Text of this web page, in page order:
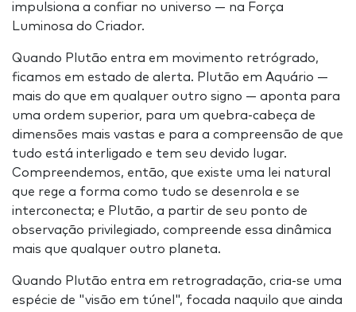
impulsiona a confiar no universo — na Força
Luminosa do Criador.
Quando Plutão entra em movimento retrógrado,
ficamos em estado de alerta. Plutão em Aquário —
mais do que em qualquer outro signo — aponta para
uma ordem superior, para um quebra-cabeça de
dimensões mais vastas e para a compreensão de que
tudo está interligado e tem seu devido lugar.
Compreendemos, então, que existe uma lei natural
que rege a forma como tudo se desenrola e se
interconecta; e Plutão, a partir de seu ponto de
observação privilegiado, compreende essa dinâmica
mais que qualquer outro planeta.
Quando Plutão entra em retrogradação, cria-se uma
espécie de "visão em túnel", focada naquilo que ainda